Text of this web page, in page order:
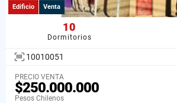
Edificio Venta
10
Dormitorios
10010051
PRECIO VENTA
$250.000.000
Pesos Chilenos